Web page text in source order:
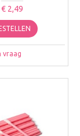
€ 2,49
vraag